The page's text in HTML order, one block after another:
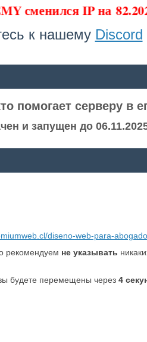
сменился IP на
к нашему Discord
помогает серверу в
и запущен до
diseno-web-para-
рекомендуем не указывать
вы будете перемещены через 4